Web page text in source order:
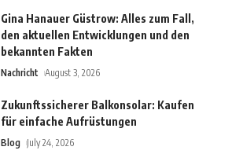
Gina Hanauer Güstrow: Alles zum Fall,
den aktuellen Entwicklungen und den
bekannten Fakten
Nachricht August 3, 2026
Zukunftssicherer Balkonsolar: Kaufen
für einfache Aufrüstungen
Blog July 24, 2026